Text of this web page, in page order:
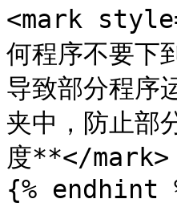
<mark
何程序不要下
导致部分程序
夹中，防止部
度**</mark>
{% endhint